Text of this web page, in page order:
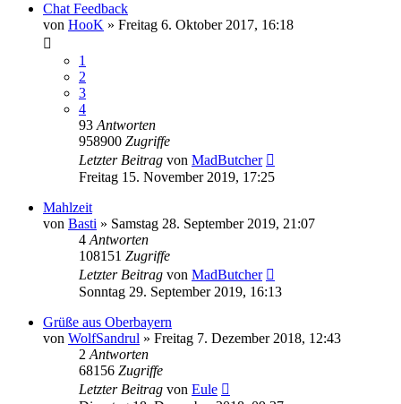
Chat Feedback
von HooK » Freitag 6. Oktober 2017, 16:18
1
2
3
4
93 Antworten
958900 Zugriffe
Letzter Beitrag von MadButcher
Freitag 15. November 2019, 17:25
Mahlzeit
von Basti » Samstag 28. September 2019, 21:07
4 Antworten
108151 Zugriffe
Letzter Beitrag von MadButcher
Sonntag 29. September 2019, 16:13
Grüße aus Oberbayern
von WolfSandrul » Freitag 7. Dezember 2018, 12:43
2 Antworten
68156 Zugriffe
Letzter Beitrag von Eule